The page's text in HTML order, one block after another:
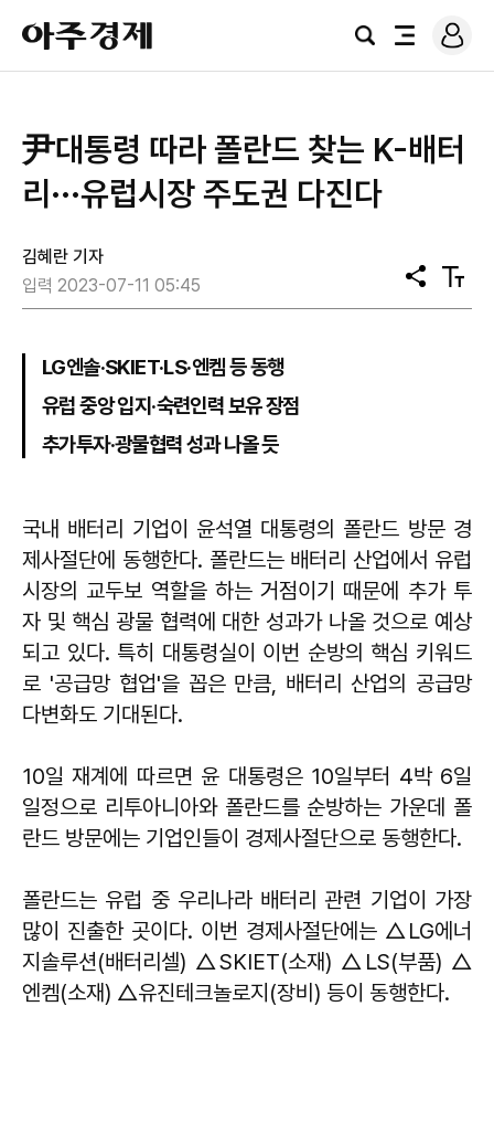
아
주
경
검
전
로
그
尹대통령 따라 폴란드 찾는 K-배터
리···유럽시장 주도권 다진다
김혜란 기자
입력 2023-07-11 05:45
공
유
텍
스
LG엔솔·SKIET·LS·엔켐 등 동행
유럽 중앙 입지·숙련인력 보유 장점
추가투자·광물협력 성과 나올 듯
국내 배터리 기업이 윤석열 대통령의 폴란드 방문 경
제사절단에 동행한다. 폴란드는 배터리 산업에서 유럽
시장의 교두보 역할을 하는 거점이기 때문에 추가 투
자 및 핵심 광물 협력에 대한 성과가 나올 것으로 예상
되고 있다. 특히 대통령실이 이번 순방의 핵심 키워드
로 '공급망 협업'을 꼽은 만큼, 배터리 산업의 공급망
다변화도 기대된다.
10일 재계에 따르면 윤 대통령은 10일부터 4박 6일
일정으로 리투아니아와 폴란드를 순방하는 가운데 폴
란드 방문에는 기업인들이 경제사절단으로 동행한다.
폴란드는 유럽 중 우리나라 배터리 관련 기업이 가장
많이 진출한 곳이다. 이번 경제사절단에는 △LG에너
지솔루션(배터리셀) △SKIET(소재) △LS(부품) △
엔켐(소재) △유진테크놀로지(장비) 등이 동행한다.